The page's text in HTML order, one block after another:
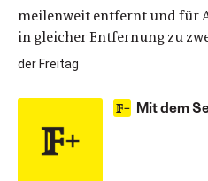
meilenweit entfernt und für
in gleicher Entfernung zu
der Freitag
Mit dem